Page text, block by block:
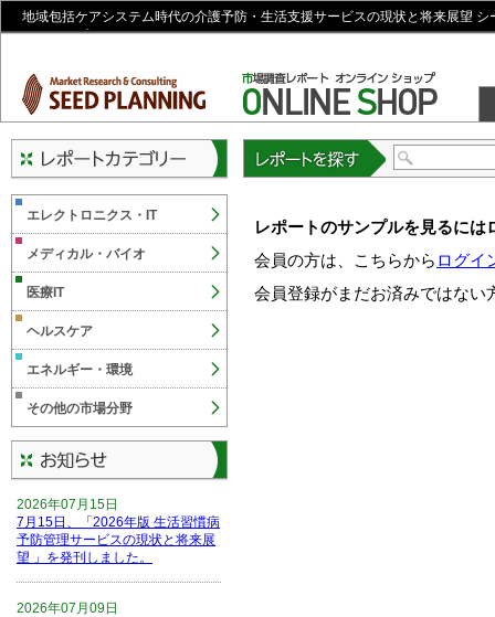
地域包括ケアシステム時代の介護予防・生活支援サービスの現状と将来展望
ンショップ
レポートのサンプルを見るには
会員の方は、こちらから ログイ
会員登録がまだお済みではない
エレクトロニクス・IT
メディカル・バイオ
医療IT
ヘルスケア
エネルギー・環境
その他の市場分野
2026年07月15日
7月15日、「2026年版 生活習慣病
予防管理サービスの現状と将来展
望 」を発刊しました。
2026年07月09日